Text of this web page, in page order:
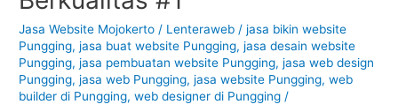
Jasa Website Mojokerto / Lenteraweb /jasa bikin website
Pungging,jasa buat website Pungging,jasa desain website
Pungging,jasa pembuatan website Pungging,jasa web design
Pungging,jasa web Pungging,jasa website Pungging,web
builder di Pungging,web designer di Pungging /
Pungging
–
Mojokerto
:
Murah
Berkualitas